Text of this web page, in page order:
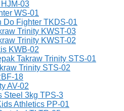
03
WS-01
Do Fighter TKDS-01
Trinity KWST-03
Trinity KWST-02
KWB-02
Takraw Trinity STS-01
Trinity STS-02
18
AV-02
Steel 3kg TPS-3
Athletics PP-01